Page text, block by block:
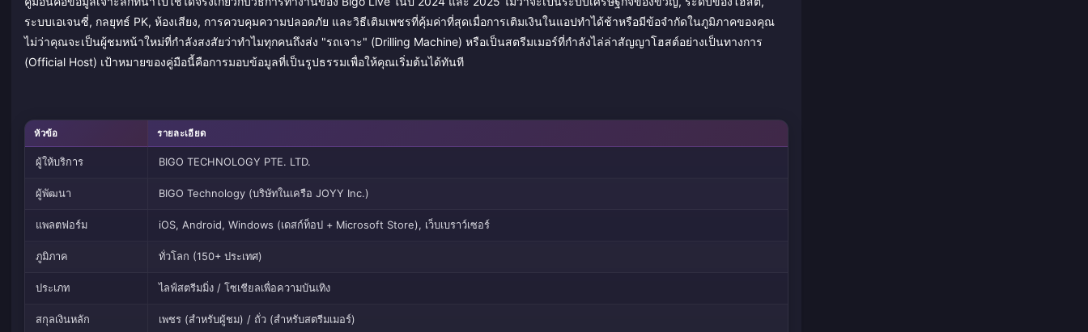
ระบบเอเจนซี่, กลยุทธ์ PK, ห้องเสียง, การควบคุมความปลอดภัย และวิธีเติมเพชรที่คุ้มค่าที่สุดเมื่อการเติมเงินในแอปทำได้ช้าหรือมีข้อจำกัดในภูมิภาคของคุณ
ไม่ว่าคุณจะเป็นผู้ชมหน้าใหม่ที่กำลังสงสัยว่าทำไมทุกคนถึงส่ง "รถเจาะ" (Drilling Machine) หรือเป็นสตรีมเมอร์ที่กำลังไล่ล่าสัญญาโฮสต์อย่างเป็นทางการ
(Official Host) เป้าหมายของคู่มือนี้คือการมอบข้อมูลที่เป็นรูปธรรมเพื่อให้คุณเริ่มต้นได้ทันที
หัวข้อ รายละเอียด
ผู้ให้บริการ BIGO TECHNOLOGY PTE. LTD.
ผู้พัฒนา BIGO Technology (บริษัทในเครือ JOYY Inc.)
แพลตฟอร์ม iOS, Android, Windows (เดสก์ท็อป + Microsoft Store), เว็บเบราว์เซอร์
ภูมิภาค ทั่วโลก (150+ ประเทศ)
ประเภท ไลฟ์สตรีมมิ่ง / โซเชียลเพื่อความบันเทิง
สกุลเงินหลัก เพชร (สำหรับผู้ชม) / ถั่ว (สำหรับสตรีมเมอร์)